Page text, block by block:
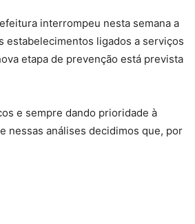
interrompeu nesta semana a
estabelecimentos ligados a serviços
etapa de prevenção está prevista
e sempre dando prioridade à
nessas análises decidimos que, por